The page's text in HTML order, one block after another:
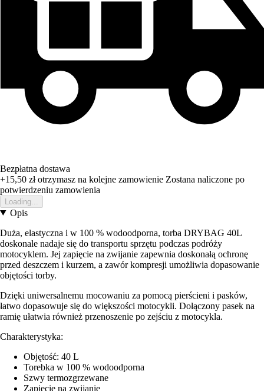
Bezpłatna dostawa
+15,50 złotrzymasz na kolejne zamowienie Zostana naliczone po
potwierdzeniu zamowienia
Loading...
Opis
Duża, elastyczna i w 100 % wodoodporna, torba DRYBAG 40L
doskonale nadaje się do transportu sprzętu podczas podróży
motocyklem. Jej zapięcie na zwijanie zapewnia doskonałą ochronę
przed deszczem i kurzem, a zawór kompresji umożliwia dopasowanie
objętości torby.
Dzięki uniwersalnemu mocowaniu za pomocą pierścieni i pasków,
łatwo dopasowuje się do większości motocykli. Dołączony pasek na
ramię ułatwia również przenoszenie po zejściu z motocykla.
Charakterystyka:
Objętość: 40 L
Torebka w 100 % wodoodporna
Szwy termozgrzewane
Zapięcie na zwijanie